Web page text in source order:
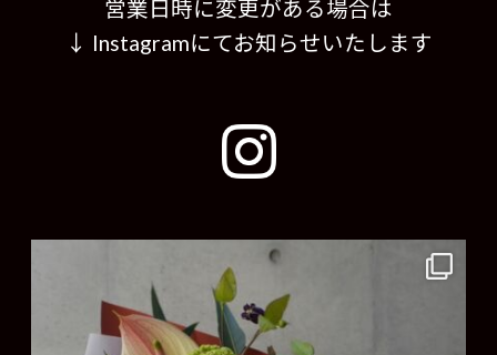
営業日時に変更がある場合は
↓ Instagramにてお知らせいたします